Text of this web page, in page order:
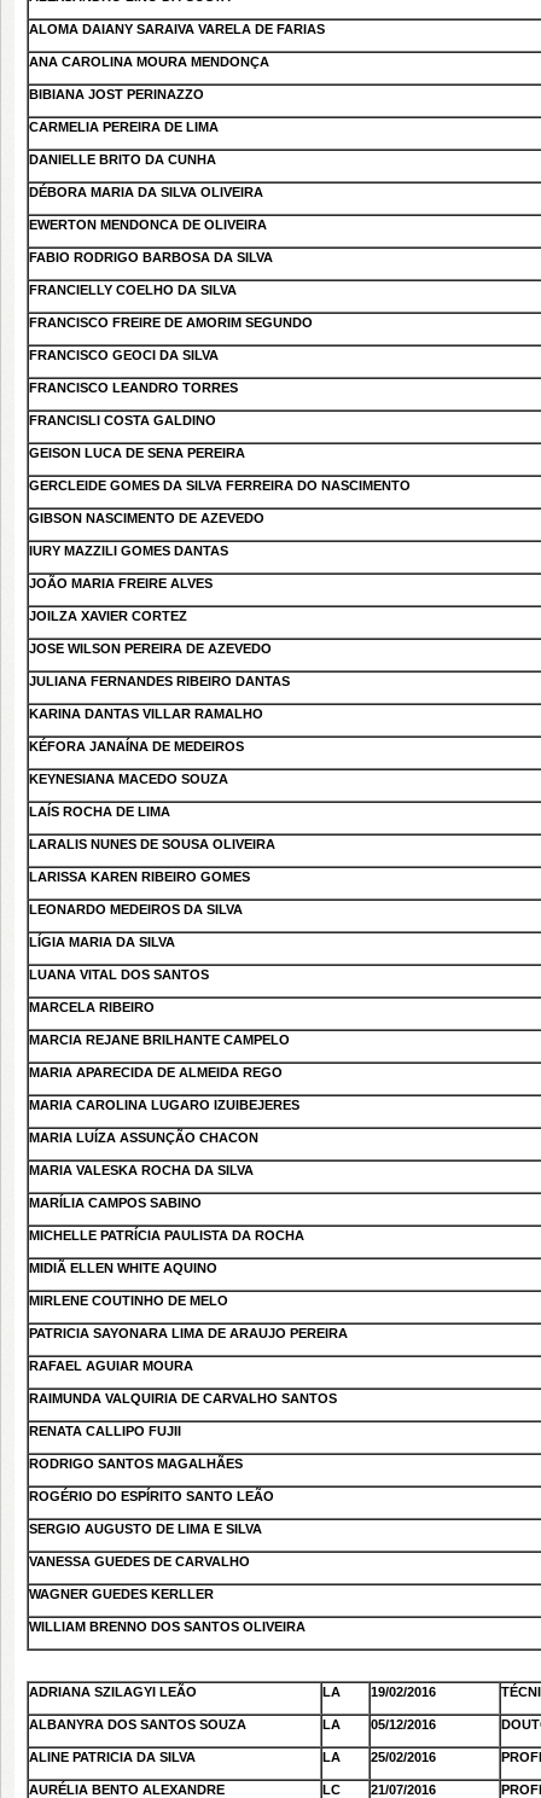
ALOMA DAIANY SARAIVA VARELA DE FARIAS
ANA CAROLINA MOURA MENDONÇA
BIBIANA JOST PERINAZZO
CARMELIA PEREIRA DE LIMA
DANIELLE BRITO DA CUNHA
DÉBORA MARIA DA SILVA OLIVEIRA
EWERTON MENDONCA DE OLIVEIRA
FABIO RODRIGO BARBOSA DA SILVA
FRANCIELLY COELHO DA SILVA
FRANCISCO FREIRE DE AMORIM SEGUNDO
FRANCISCO GEOCI DA SILVA
FRANCISCO LEANDRO TORRES
FRANCISLI COSTA GALDINO
GEISON LUCA DE SENA PEREIRA
GERCLEIDE GOMES DA SILVA FERREIRA DO NASCIMENTO
GIBSON NASCIMENTO DE AZEVEDO
IURY MAZZILI GOMES DANTAS
JOÃO MARIA FREIRE ALVES
JOILZA XAVIER CORTEZ
JOSE WILSON PEREIRA DE AZEVEDO
JULIANA FERNANDES RIBEIRO DANTAS
KARINA DANTAS VILLAR RAMALHO
KÉFORA JANAÍNA DE MEDEIROS
KEYNESIANA MACEDO SOUZA
LAÍS ROCHA DE LIMA
LARALIS NUNES DE SOUSA OLIVEIRA
LARISSA KAREN RIBEIRO GOMES
LEONARDO MEDEIROS DA SILVA
LÍGIA MARIA DA SILVA
LUANA VITAL DOS SANTOS
MARCELA RIBEIRO
MARCIA REJANE BRILHANTE CAMPELO
MARIA APARECIDA DE ALMEIDA REGO
MARIA CAROLINA LUGARO IZUIBEJERES
MARIA LUÍZA ASSUNÇÃO CHACON
MARIA VALESKA ROCHA DA SILVA
MARÍLIA CAMPOS SABINO
MICHELLE PATRÍCIA PAULISTA DA ROCHA
MIDIÃ ELLEN WHITE AQUINO
MIRLENE COUTINHO DE MELO
PATRICIA SAYONARA LIMA DE ARAUJO PEREIRA
RAFAEL AGUIAR MOURA
RAIMUNDA VALQUIRIA DE CARVALHO SANTOS
RENATA CALLIPO FUJII
RODRIGO SANTOS MAGALHÃES
ROGÉRIO DO ESPÍRITO SANTO LEÃO
SERGIO AUGUSTO DE LIMA E SILVA
VANESSA GUEDES DE CARVALHO
WAGNER GUEDES KERLLER
WILLIAM BRENNO DOS SANTOS OLIVEIRA
ADRIANA SZILAGYI LEÃO LA 19/02/2016
ALBANYRA DOS SANTOS SOUZA LA 05/12/2016
ALINE PATRICIA DA SILVA LA 25/02/2016
AURÉLIA BENTO ALEXANDRE LC 21/07/2016